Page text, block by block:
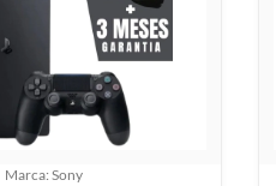
Marca: Sony